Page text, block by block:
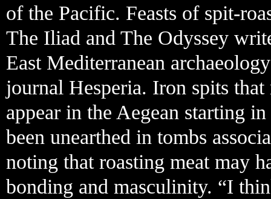
of the Pacific. Feasts of spit-
The Iliad and The Odyssey
East Mediterranean
journal Hesperia. Iron spits
appear in the Aegean starting
been unearthed in tombs
noting that roasting meat may
bonding and masculinity. “I